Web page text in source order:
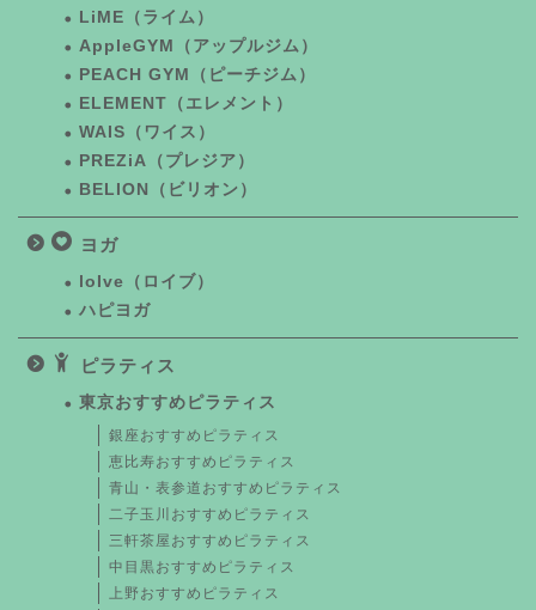
LiME（ライム）
AppleGYM（アップルジム）
PEACH GYM（ピーチジム）
ELEMENT（エレメント）
WAIS（ワイス）
PREZiA（プレジア）
BELION（ビリオン）
ヨガ
loIve（ロイブ）
ハピヨガ
ピラティス
東京おすすめピラティス
銀座おすすめピラティス
恵比寿おすすめピラティス
青山・表参道おすすめピラティス
二子玉川おすすめピラティス
三軒茶屋おすすめピラティス
中目黒おすすめピラティス
上野おすすめピラティス